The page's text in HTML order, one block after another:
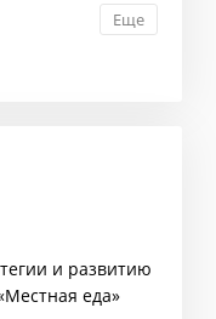
Еще
и развитию
еда»